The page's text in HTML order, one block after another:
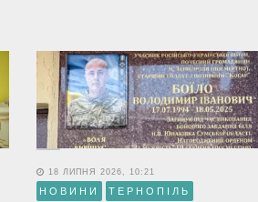
18 ЛИПНЯ 2026, 10:21
НОВИНИ ТЕРНОПІЛЬ